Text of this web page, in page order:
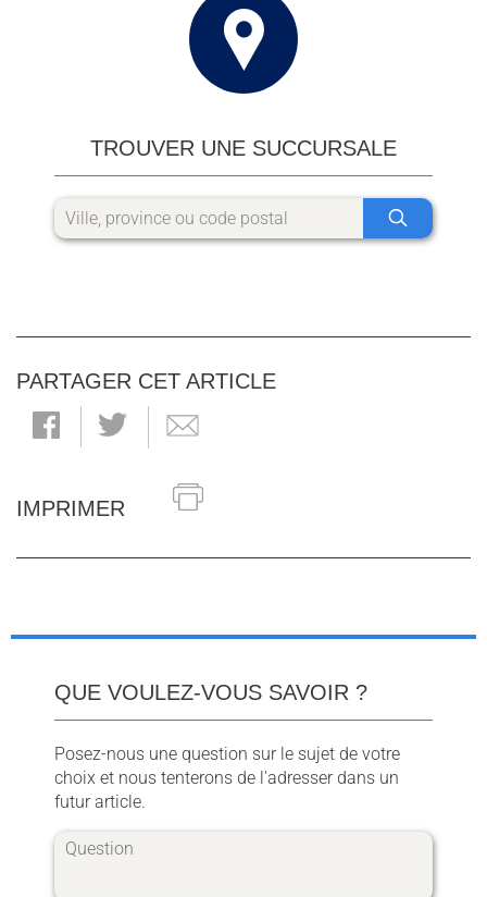
TROUVER UNE SUCCURSALE
PARTAGER CET ARTICLE
IMPRIMER
QUE VOULEZ-VOUS SAVOIR ?
Posez-nous une question sur le sujet de votre
choix et nous tenterons de l'adresser dans un
futur article.